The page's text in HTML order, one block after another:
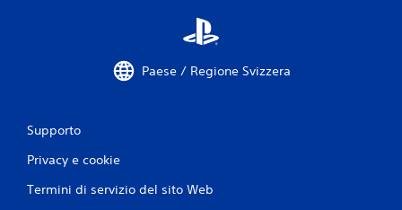
Paese / Regione Svizzera
Supporto
Privacy e cookie
Termini di servizio del sito Web